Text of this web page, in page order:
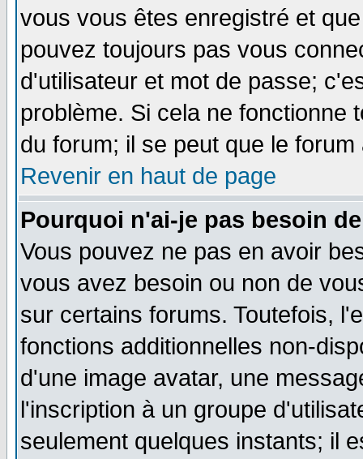
vous vous êtes enregistré et
pouvez toujours pas vous
d'utilisateur et mot de passe;
problème. Si cela ne fonctionne
du forum; il se peut que le
Revenir en haut de page
Pourquoi n'ai-je pas besoin
Vous pouvez ne pas en avoir
vous avez besoin ou non de
sur certains forums. Toutefois,
fonctions additionnelles non-
d'une image avatar, une
l'inscription à un groupe
seulement quelques instants; il